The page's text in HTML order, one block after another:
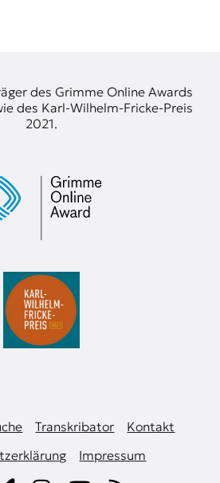
des Grimme Online Awards
des Karl-Wilhelm-Fricke-Preis
2021.
Transkribator
Kontakt
Impressum